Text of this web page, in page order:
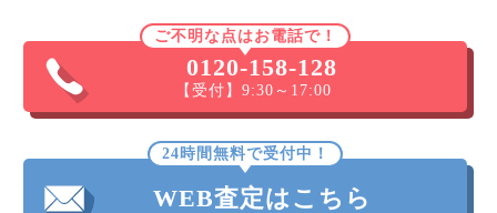
ご不明な点はお電話で！
0120-158-128
【受付】9:30～17:00
24時間無料で受付中！
WEB査定はこちら